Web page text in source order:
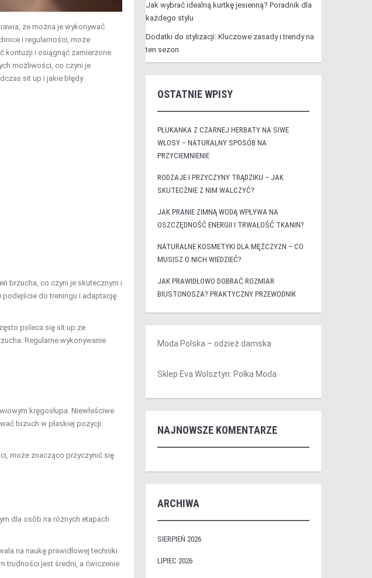
że można je wykonywać
i regularności, może
kontuzji i osiągnąć zamierzone
możliwości, co czyni je
sit up i jakie błędy
brzucha, co czyni je skutecznym i
podejście do treningu i adaptację
poleca się sit up ze
Regularne wykonywanie
kręgosłupa. Niewłaściwe
brzuch w płaskiej pozycji.
może znacząco przyczynić się
dla osób na różnych etapach
na naukę prawidłowej techniki.
trudności jest średni, a ćwiczenie
Jak wybrać idealną kurtkę jesienną? Poradnik dla
każdego stylu
Dodatki do stylizacji: Kluczowe zasady i trendy na
ten sezon
OSTATNIE WPISY
PŁUKANKA Z CZARNEJ HERBATY NA SIWE
WŁOSY – NATURALNY SPOSÓB NA
PRZYCIEMNIENIE
RODZAJE I PRZYCZYNY TRĄDZIKU – JAK
SKUTECZNIE Z NIM WALCZYĆ?
JAK PRANIE ZIMNĄ WODĄ WPŁYWA NA
OSZCZĘDNOŚĆ ENERGII I TRWAŁOŚĆ TKANIN?
NATURALNE KOSMETYKI DLA MĘŻCZYZN – CO
MUSISZ O NICH WIEDZIEĆ?
JAK PRAWIDŁOWO DOBRAĆ ROZMIAR
BIUSTONOSZA? PRAKTYCZNY PRZEWODNIK
Moda Polska – odzież damska
Sklep Eva Wolsztyn: Polka Moda
NAJNOWSZE KOMENTARZE
ARCHIWA
SIERPIEŃ 2026
LIPIEC 2026